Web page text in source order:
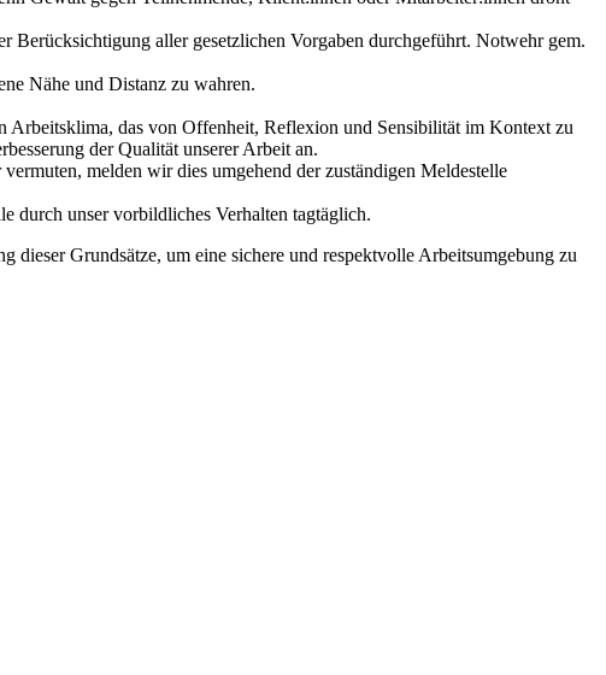
aller gesetzlichen Vorgaben durchgeführt. Notwehr gem.
Nähe und Distanz zu wahren.
das von Offenheit, Reflexion und Sensibilität im Kontext zu
der Qualität unserer Arbeit an.
melden wir dies umgehend der zuständigen Meldestelle
durch unser vorbildliches Verhalten tagtäglich.
Grundsätze, um eine sichere und respektvolle Arbeitsumgebung zu